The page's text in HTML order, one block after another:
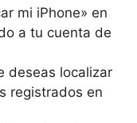
mi iPhone» en
a tu ​cuenta de
deseas⁢ localizar
registrados en